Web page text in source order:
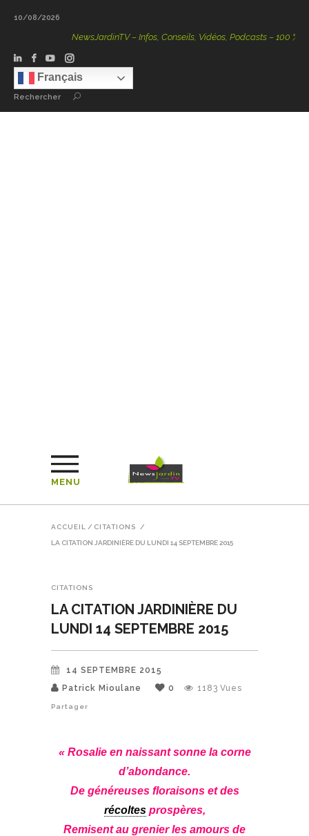
10/08/2026
NewsJardinTV – Infos, Conseils, Vidéos, Podcasts – 100 %
Français
Rechercher
MENU
ACCUEIL / CITATIONS /
LA CITATION JARDINIÈRE DU LUNDI 14 SEPTEMBRE 2015
CITATIONS
LA CITATION JARDINIÈRE DU
LUNDI 14 SEPTEMBRE 2015
14 SEPTEMBRE 2015
Patrick Mioulane
0 1183 Vues
Partager
« Rosalie en naissant sonne la corne
d’abondance.
De généreuses floraisons et des
récoltesprospères,
Remisent au grenier les amours de